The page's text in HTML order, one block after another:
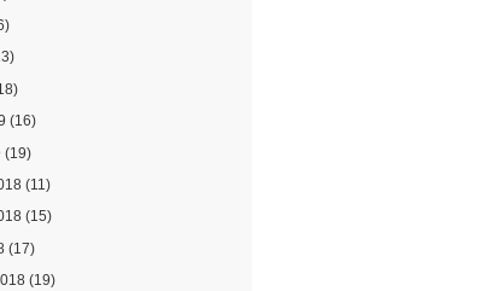
(16)
(19)
(11)
(15)
(17)
(19)